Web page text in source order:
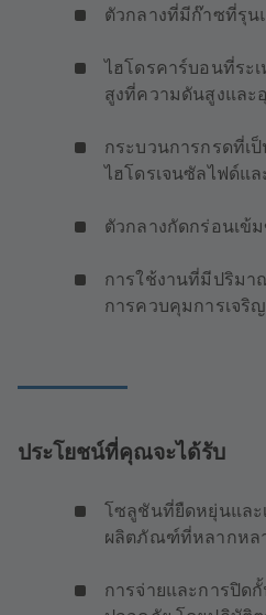
ตัวกลางที่มีก๊าซที่รุน
ไฮโดรคาร์บอนที่ระ
สูงที่ความดันสูงแล
กระบวนการกรดที่เ
ไฮโดรเจนซัลไฟด์แ
ตัวกลางกัดกร่อนเข้
การใช้งานที่มีปริมา
การควบคุมการเจริ
ประโยชน์ที่คุณจะได้รับ
โซลูชันที่ยืดหยุ่นและ
ผลิตภัณฑ์ที่หลากหล
การจ่ายและการปิด